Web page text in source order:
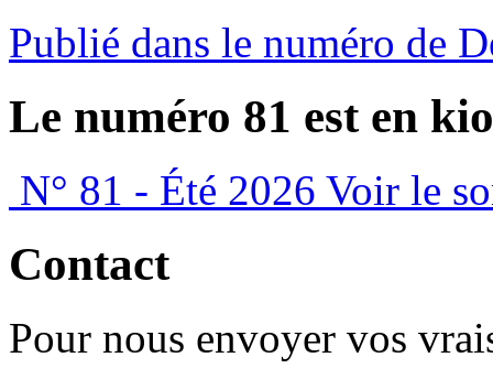
Publié dans le numéro de
Le numéro 81 est en
N° 81 - Été 2026 Voir le
Contact
Pour nous envoyer vos